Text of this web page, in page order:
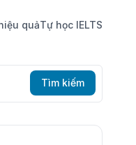
quảTự học IELTS
Tìm kiếm